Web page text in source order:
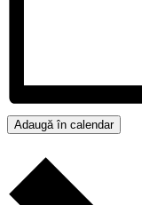
Adaugă în calendar